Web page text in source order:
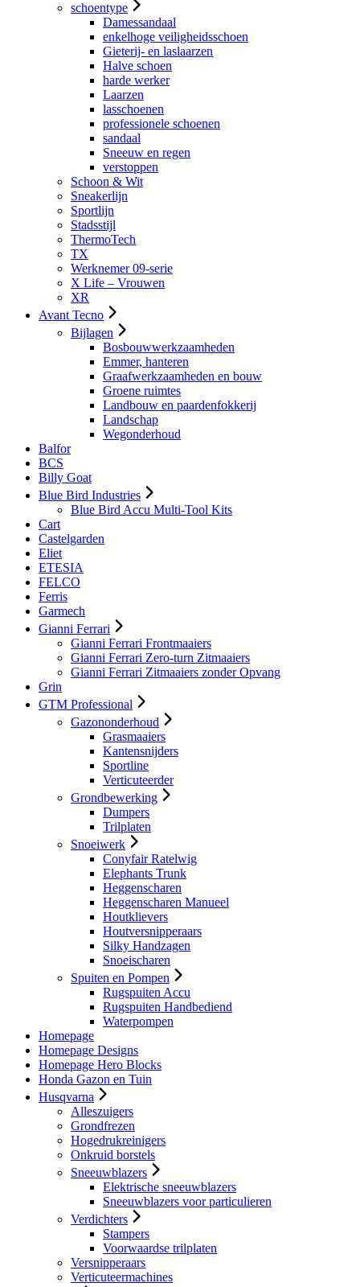
schoentype
Damessandaal
enkelhoge veiligheidsschoen
Gieterij- en laslaarzen
Halve schoen
harde werker
Laarzen
lasschoenen
professionele schoenen
sandaal
Sneeuw en regen
verstoppen
Schoon & Wit
Sneakerlijn
Sportlijn
Stadsstijl
ThermoTech
TX
Werknemer 09-serie
X Life – Vrouwen
XR
Avant Tecno
Bijlagen
Bosbouwwerkzaamheden
Emmer, hanteren
Graafwerkzaamheden en bouw
Groene ruimtes
Landbouw en paardenfokkerij
Landschap
Wegonderhoud
Balfor
BCS
Billy Goat
Blue Bird Industries
Blue Bird Accu Multi-Tool Kits
Cart
Castelgarden
Eliet
ETESIA
FELCO
Ferris
Garmech
Gianni Ferrari
Gianni Ferrari Frontmaaiers
Gianni Ferrari Zero-turn Zitmaaiers
Gianni Ferrari Zitmaaiers zonder Opvang
Grin
GTM Professional
Gazononderhoud
Grasmaaiers
Kantensnijders
Sportline
Verticuteerder
Grondbewerking
Dumpers
Trilplaten
Snoeiwerk
Conyfair Ratelwig
Elephants Trunk
Heggenscharen
Heggenscharen Manueel
Houtklievers
Houtversnipperaars
Silky Handzagen
Snoeischaren
Spuiten en Pompen
Rugspuiten Accu
Rugspuiten Handbediend
Waterpompen
Homepage
Homepage Designs
Homepage Hero Blocks
Honda Gazon en Tuin
Husqvarna
Alleszuigers
Grondfrezen
Hogedrukreinigers
Onkruid borstels
Sneeuwblazers
Elektrische sneeuwblazers
Sneeuwblazers voor particulieren
Verdichters
Stampers
Voorwaardse trilplaten
Versnipperaars
Verticuteermachines